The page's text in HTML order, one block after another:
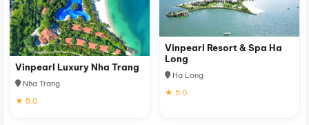
Vinpearl Luxury Nha Trang
Nha Trang
★ 5.0
Vinpearl Resort & Spa Ha
Long
Hạ Long
★ 5.0